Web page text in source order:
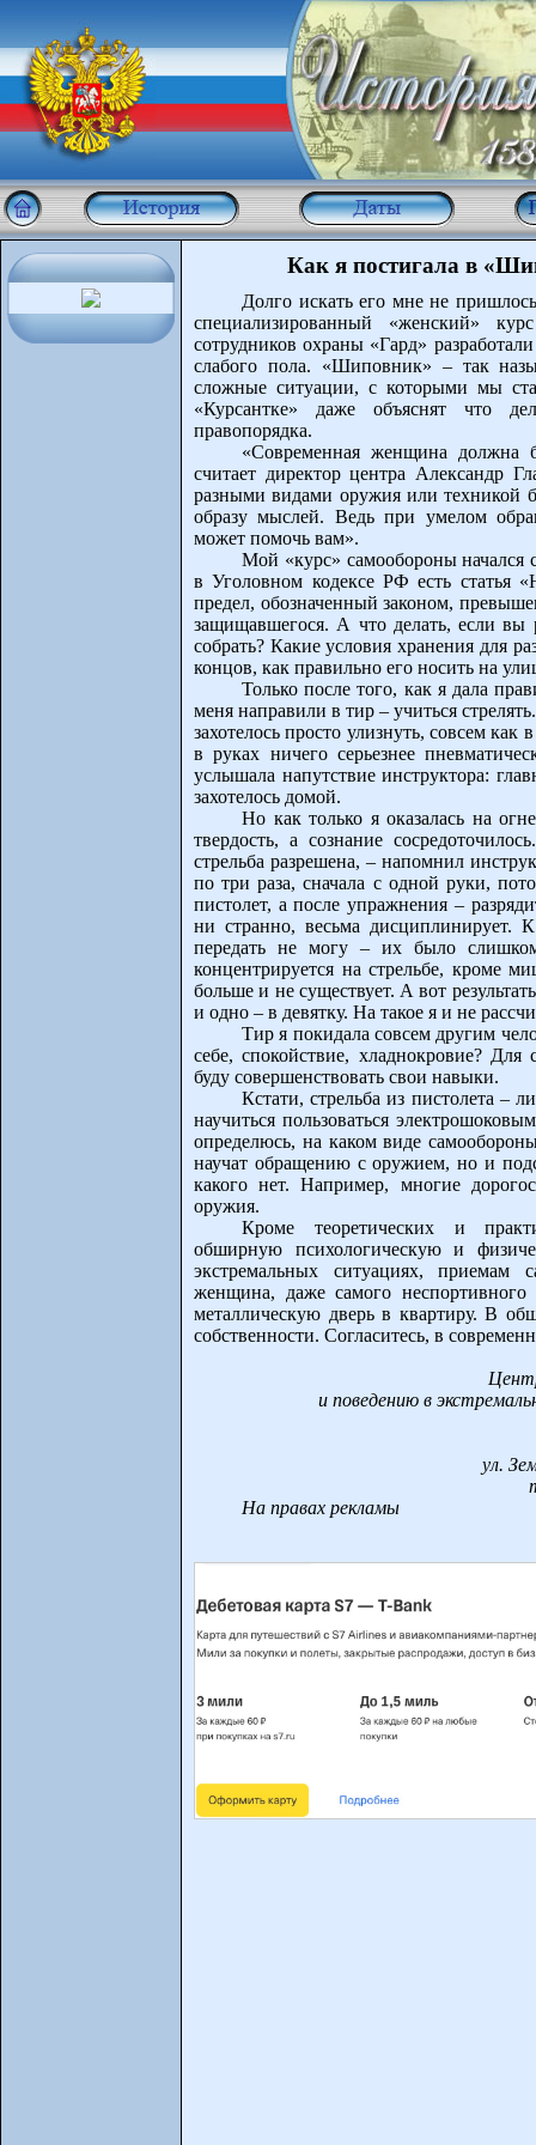
Как я постигала в
Долго искать его мне не
специализированный «женский»
сотрудников охраны «Гард»
слабого пола. «Шиповник» – так
сложные ситуации, с которыми мы
«Курсантке» даже объяснят что
правопорядка.
«Современная женщина должна
считает директор центра Александр
разными видами оружия или техникой
образу мыслей. Ведь при умелом
может помочь вам».
Мой «курс» самообороны начался
в Уголовном кодексе РФ есть статья
предел, обозначенный законом,
защищавшегося. А что делать, если
собрать? Какие условия хранения для
концов, как правильно его носить на
Только после того, как я дала
меня направили в тир – учиться
захотелось просто улизнуть, совсем
в руках ничего серьезнее
услышала напутствие инструктора:
захотелось домой.
Но как только я оказалась на
твердость, а сознание
стрельба разрешена, – напомнил
по три раза, сначала с одной руки,
пистолет, а после упражнения –
ни странно, весьма
передать не могу – их было
концентрируется на стрельбе, кроме
больше и не существует. А вот
и одно – в девятку. На такое я и не
Тир я покидала совсем другим
себе, спокойствие, хладнокровие?
буду совершенствовать свои навыки.
Кстати, стрельба из пистолета –
научиться пользоваться
определюсь, на каком виде
научат обращению с оружием, но и
какого нет. Например, многие
оружия.
Кроме теоретических и
обширную психологическую и
экстремальных ситуациях, приемам
женщина, даже самого
металлическую дверь в квартиру. В
собственности. Согласитесь, в
и поведению в
ул.
На правах рекламы